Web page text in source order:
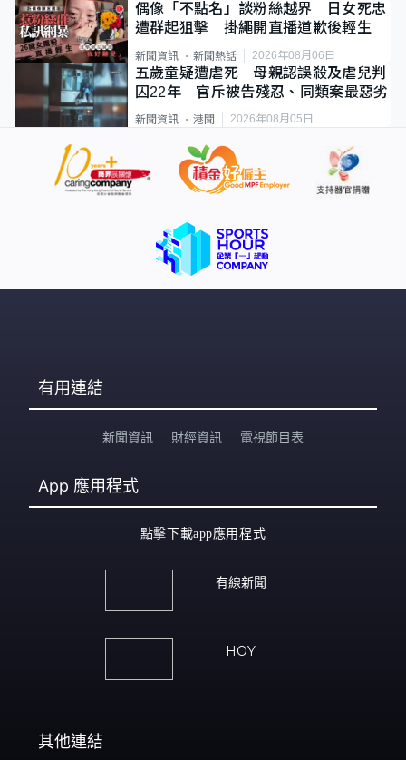
偶像「不點名」談粉絲越界 日女死忠
遭群起狙擊 掛繩開直播道歉後輕生
新聞資訊 新聞熱話 2026年08月06日
五歲童疑遭虐死｜母親認誤殺及虐兒判
囚22年 官斥被告殘忍、同類案最惡劣
新聞資訊 港聞 2026年08月05日
有用連結
新聞資訊 財經資訊 電視節目表
App 應用程式
點擊下載app應用程式
有線新聞
HOY
其他連結